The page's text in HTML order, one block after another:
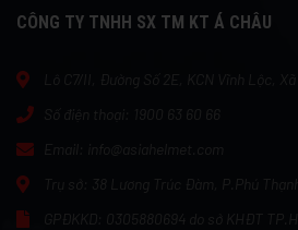
CÔNG TY TNHH SX TM KT Á CHÂU
Lô C7/II, Đường Số 2E, KCN Vĩnh Lộc, Xã
Số điện thoại:
info@asiahelmet.com
38 Lương Trúc Đàm, P.Phú
GPĐKKD:
0305880694 do sở KHĐT